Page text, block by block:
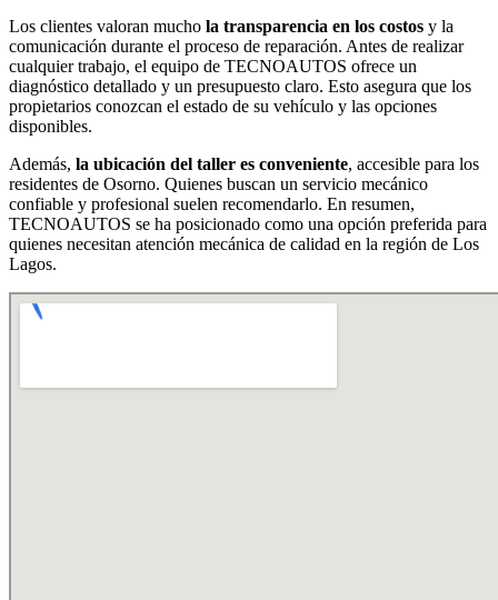
Los clientes valoran mucho la transparencia en los costos y la
comunicación durante el proceso de reparación. Antes de realizar
cualquier trabajo, el equipo de TECNOAUTOS ofrece un
diagnóstico detallado y un presupuesto claro. Esto asegura que los
propietarios conozcan el estado de su vehículo y las opciones
disponibles.
Además, la ubicación del taller es conveniente, accesible para los
residentes de Osorno. Quienes buscan un servicio mecánico
confiable y profesional suelen recomendarlo. En resumen,
TECNOAUTOS se ha posicionado como una opción preferida para
quienes necesitan atención mecánica de calidad en la región de Los
Lagos.